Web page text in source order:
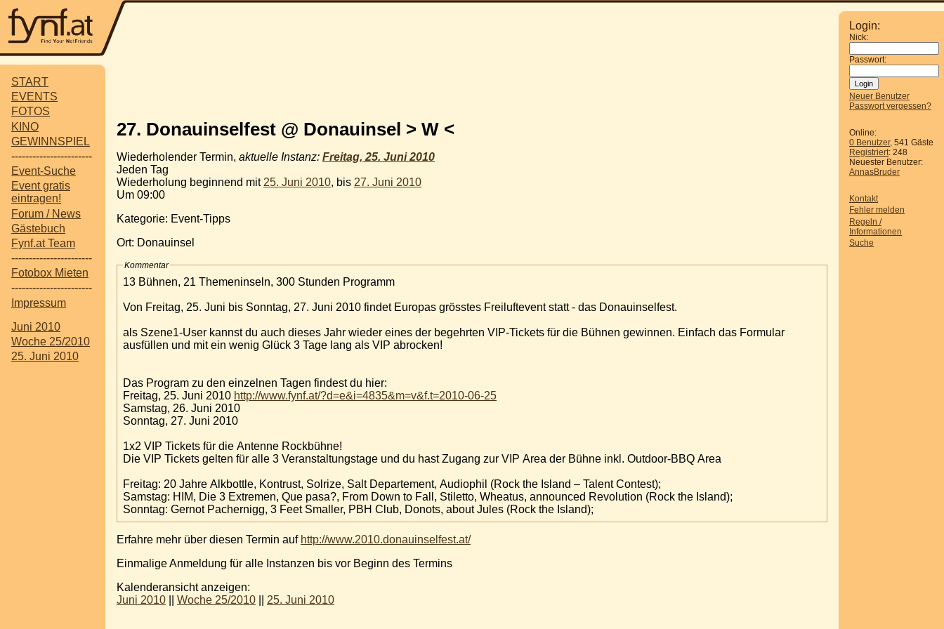
START
EVENTS
FOTOS
KINO
GEWINNSPIEL
-----------------------
Event-Suche
Event gratis
eintragen!
Forum / News
Gästebuch
Fynf.at Team
-----------------------
Fotobox Mieten
-----------------------
Impressum
Juni 2010
Woche 25/2010
25. Juni 2010
Login:
Nick:
Passwort:
Neuer Benutzer
Passwort vergessen?
Online:
0 Benutzer, 541 Gäste
Registriert: 248
Neuester Benutzer:
AnnasBruder
Kontakt
Fehler melden
Regeln /
Informationen
Suche
27. Donauinselfest @ Donauinsel > W <
Wiederholender Termin, aktuelle Instanz: Freitag, 25. Juni 2010
Jeden Tag
Wiederholung beginnend mit 25. Juni 2010, bis 27. Juni 2010
Um 09:00
Kategorie: Event-Tipps
Ort: Donauinsel
Kommentar
13 Bühnen, 21 Themeninseln, 300 Stunden Programm
Von Freitag, 25. Juni bis Sonntag, 27. Juni 2010 findet Europas grösstes Freiluftevent statt - das Donauinselfest.
als Szene1-User kannst du auch dieses Jahr wieder eines der begehrten VIP-Tickets für die Bühnen gewinnen. Einfach das Formular
ausfüllen und mit ein wenig Glück 3 Tage lang als VIP abrocken!
Das Program zu den einzelnen Tagen findest du hier:
Freitag, 25. Juni 2010 http://www.fynf.at/?d=e&i=4835&m=v&f.t=2010-06-25
Samstag, 26. Juni 2010
Sonntag, 27. Juni 2010
1x2 VIP Tickets für die Antenne Rockbühne!
Die VIP Tickets gelten für alle 3 Veranstaltungstage und du hast Zugang zur VIP Area der Bühne inkl. Outdoor-BBQ Area
Freitag: 20 Jahre Alkbottle, Kontrust, Solrize, Salt Departement, Audiophil (Rock the Island – Talent Contest);
Samstag: HIM, Die 3 Extremen, Que pasa?, From Down to Fall, Stiletto, Wheatus, announced Revolution (Rock the Island);
Sonntag: Gernot Pachernigg, 3 Feet Smaller, PBH Club, Donots, about Jules (Rock the Island);
Erfahre mehr über diesen Termin auf http://www.2010.donauinselfest.at/
Einmalige Anmeldung für alle Instanzen bis vor Beginn des Termins
Kalenderansicht anzeigen:
Juni 2010
Woche 25/2010 25. Juni 2010